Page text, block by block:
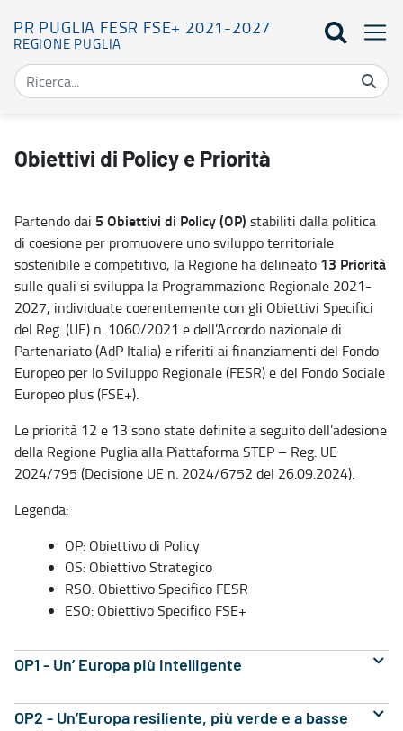
PR PUGLIA FESR FSE+ 2021-2027
REGIONE PUGLIA
Obiettivi di Policy e Priorità
Partendo dai 5 Obiettivi di Policy (OP) stabiliti dalla politica
di coesione per promuovere uno sviluppo territoriale
sostenibile e competitivo, la Regione ha delineato 13 Priorità
sulle quali si sviluppa la Programmazione Regionale 2021-
2027, individuate coerentemente con gli Obiettivi Specifici
del Reg. (UE) n. 1060/2021 e dell’Accordo nazionale di
Partenariato (AdP Italia) e riferiti ai finanziamenti del Fondo
Europeo per lo Sviluppo Regionale (FESR) e del Fondo Sociale
Europeo plus (FSE+).
Le priorità 12 e 13 sono state definite a seguito dell’adesione
della Regione Puglia alla Piattaforma STEP – Reg. UE
2024/795 (Decisione UE n. 2024/6752 del 26.09.2024).
Legenda:
OP: Obiettivo di Policy
OS: Obiettivo Strategico
RSO: Obiettivo Specifico FESR
ESO: Obiettivo Specifico FSE+
OP1 - Un’ Europa più intelligente
OP2 - Un’Europa resiliente, più verde e a basse